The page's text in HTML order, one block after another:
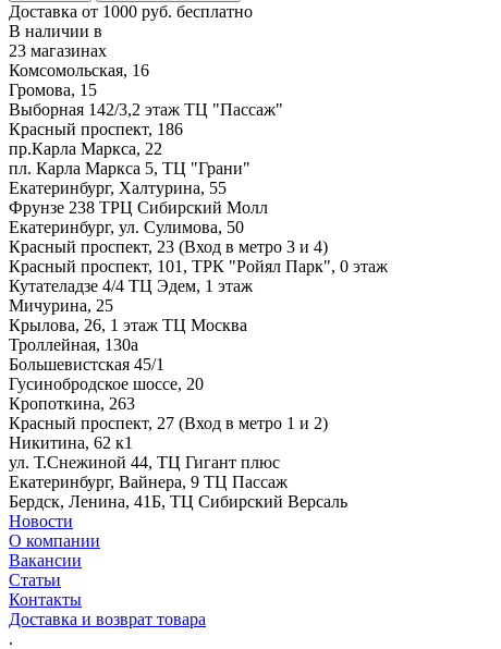
Доставка от 1000 руб. бесплатно
В наличии в
23 магазинах
Комсомольская, 16
Громова, 15
Выборная 142/3,2 этаж ТЦ "Пассаж"
Красный проспект, 186
пр.Карла Маркса, 22
пл. Карла Маркса 5, ТЦ "Грани"
Екатеринбург, Халтурина, 55
Фрунзе 238 ТРЦ Сибирский Молл
Екатеринбург, ул. Сулимова, 50
Красный проспект, 23 (Вход в метро 3 и 4)
Красный проспект, 101, ТРК "Ройял Парк", 0 этаж
Кутателадзе 4/4 ТЦ Эдем, 1 этаж
Мичурина, 25
Крылова, 26, 1 этаж ТЦ Москва
Троллейная, 130а
Большевистская 45/1
Гусинобродское шоссе, 20
Кропоткина, 263
Красный проспект, 27 (Вход в метро 1 и 2)
Никитина, 62 к1
ул. Т.Снежиной 44, ТЦ Гигант плюс
Екатеринбург, Вайнера, 9 ТЦ Пассаж
Бердск, Ленина, 41Б, ТЦ Сибирский Версаль
Новости
О компании
Вакансии
Статьи
Контакты
Доставка и возврат товара
.